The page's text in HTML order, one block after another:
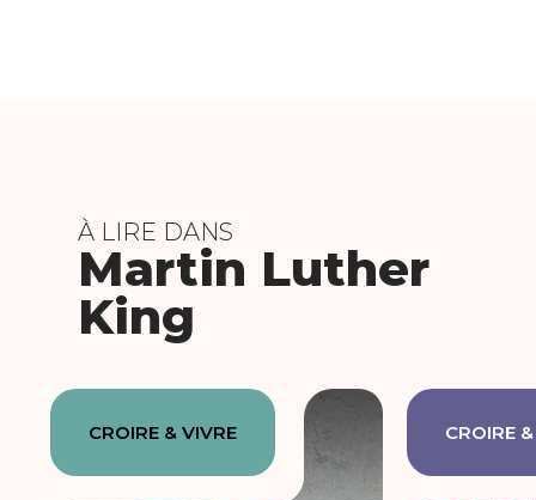
À LIRE DANS
Martin Luther
King
CROIRE & VIVRE CROIRE